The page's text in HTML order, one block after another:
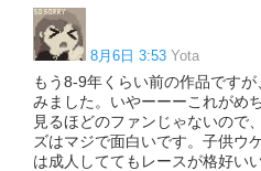
8月6日 3:53 Yota
もう8-9年くらい前の作品です
みました。いやーーーこれがめ
見るほどのファンじゃないの
ズはマジで面白いです。子供ウ
は成人しててもレースが格好い